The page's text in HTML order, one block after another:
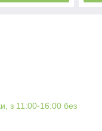
з 11:00-16:00 без